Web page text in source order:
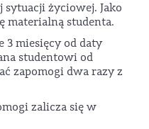
życiowej. Jako
materialną studenta.
3 miesięcy od daty
studentowi od
zapomogi dwa razy z
zalicza się w